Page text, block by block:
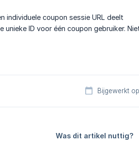
individuele coupon sessie URL deelt
unieke ID voor één coupon gebruiker.
Bijgewerkt
Was dit artikel nuttig?